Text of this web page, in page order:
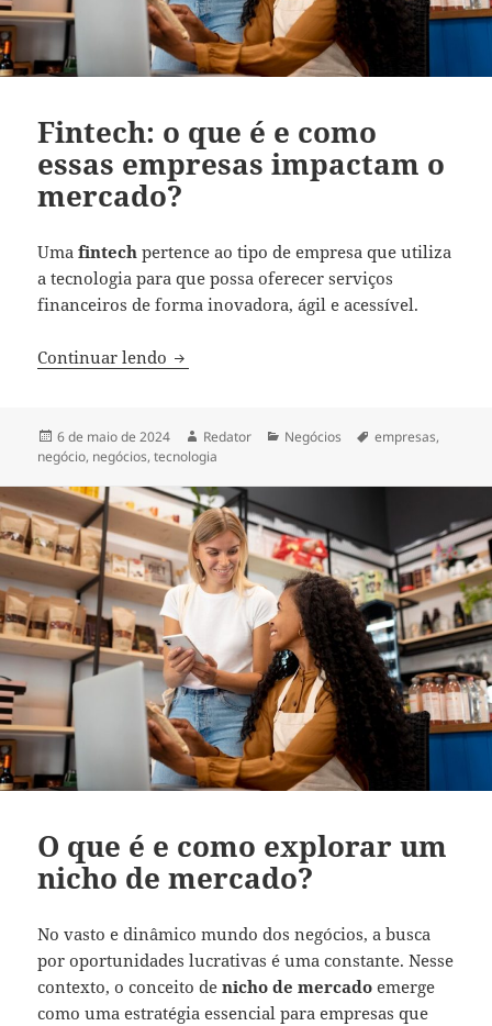
Fintech: o que é e como
essas empresas impactam o
mercado?
Umafintechpertence ao tipo de empresa que utiliza
a tecnologia para que possa oferecer serviços
financeiros de forma inovadora, ágil e acessível.
Continuar lendo Fintech: o que é e como essas
Publicado
em
6 de maio de 2024 Autor
Redator Categorias
Negócios Tags
empresas,
negócio, negócios,tecnologia
O que é e como explorar um
nicho de mercado?
No vasto e dinâmico mundo dos negócios, a busca
por oportunidades lucrativas é uma constante. Nesse
contexto, o conceito denicho de mercado emerge
como uma estratégia essencial para empresas que